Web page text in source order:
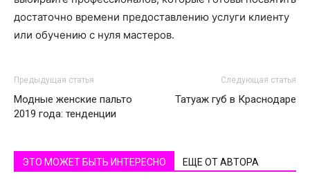
достаточно времени предоставлению услуги клиенту
или обучению с нуля мастеров.
Предыдущая статья
Модные женские пальто
2019 года: тенденции
Следующая статья
Татуаж губ в Краснодаре
ЭТО МОЖЕТ БЫТЬ ИНТЕРЕСНО ЕЩЕ ОТ АВТОРА